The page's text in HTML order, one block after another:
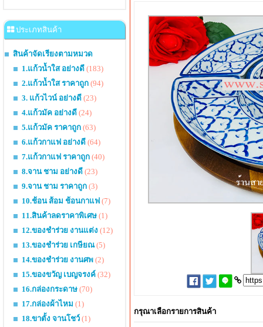
ประเภทสินค้า
สินค้าจัดเรียงตามหมวด
1.แก้วน้ำใส อย่างดี (183)
2.แก้วน้ำใส ราคาถูก (94)
3. แก้วไวน์ อย่างดี (23)
4.แก้วมัค อย่างดี (24)
5.แก้วมัค ราคาถูก (63)
6.แก้วกาแฟ อย่างดี (64)
7.แก้วกาแฟ ราคาถูก (40)
8.จาน ชาม อย่างดี (23)
9.จาน ชาม ราคาถูก (3)
10.ช้อน ส้อม ช้อนกาแฟ (7)
11.สินค้าลดราคาพิเศษ (1)
12.ของชำร่วย งานแต่ง (12)
13.ของชำร่วย เกษียณ(5)
14.ของชำร่วย งานศพ (2)
15.ของขวัญ เบญจรงค์ (32)
16.กล่องกระดาษ (70)
17.กล่องผ้าไหม (1)
18.ขาตั้ง จานโชว์ (1)
กรุณาเลือกรายการสินค้า